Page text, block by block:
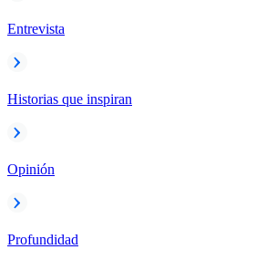
Entrevista
Historias que inspiran
Opinión
Profundidad